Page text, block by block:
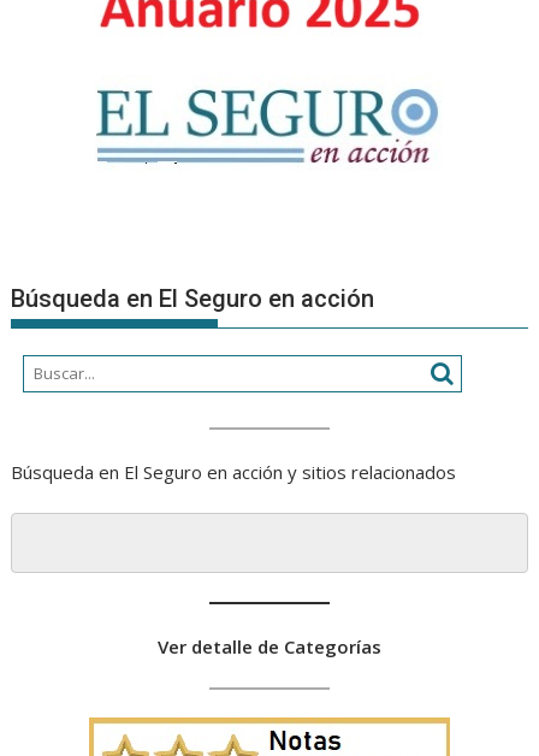
Búsqueda en El Seguro en acción
Búsqueda en El Seguro en acción y sitios relacionados
Ver detalle de Categorías